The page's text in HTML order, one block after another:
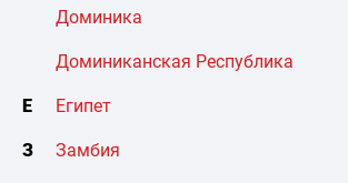
Доминика
Доминиканская Республика
Е Египет
З Замбия